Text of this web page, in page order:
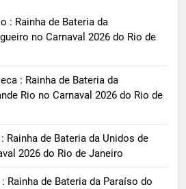
: Rainha de Bateria da
no Carnaval 2026 do Rio de
: Rainha de Bateria da
Rio no Carnaval 2026 do Rio de
Rainha de Bateria da Unidos de
2026 do Rio de Janeiro
Rainha de Bateria da Paraíso do